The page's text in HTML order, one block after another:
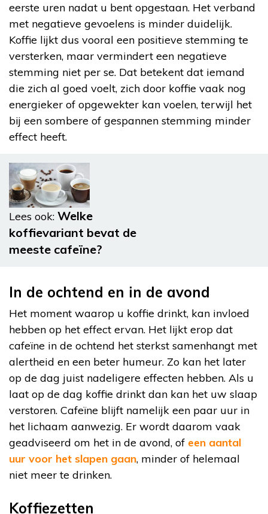
eerste uren nadat u bent opgestaan. Het verband
met negatieve gevoelens is minder duidelijk.
Koffie lijkt dus vooral een positieve stemming te
versterken, maar vermindert een negatieve
stemming niet per se. Dat betekent dat iemand
die zich al goed voelt, zich door koffie vaak nog
energieker of opgewekter kan voelen, terwijl het
bij een sombere of gespannen stemming minder
effect heeft.
Lees ook: Welke
koffievariant bevat de
meeste cafeïne?
In de ochtend en in de avond
Het moment waarop u koffie drinkt, kan invloed
hebben op het effect ervan. Het lijkt erop dat
cafeïne in de ochtend het sterkst samenhangt met
alertheid en een beter humeur. Zo kan het later
op de dag juist nadeligere effecten hebben. Als u
laat op de dag koffie drinkt dan kan het uw slaap
verstoren. Cafeïne blijft namelijk een paar uur in
het lichaam aanwezig. Er wordt daarom vaak
geadviseerd om het in de avond, of een aantal
uur voor het slapen gaan, minder of helemaal
niet meer te drinken.
Koffiezetten